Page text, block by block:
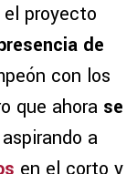
proyecto
de
con los
que ahora se
a